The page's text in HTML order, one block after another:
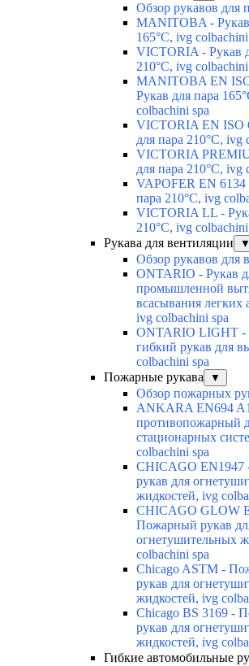
Обзор рукавов для
MANITOBA - Рукав
165°C, ivg
VICTORIA - Рукав
210°C, ivg
MANITOBA EN
Рукав для пара
colbachini spa
VICTORIA EN ISO
для пара 210°C, ivg
VICTORIA
для пара 210°C, ivg
VAPOFER EN 6134
пара 210°C, ivg
VICTORIA LL -
210°C, ivg
Рукава для вентиляции
▼
Обзор рукавов для
ONTARIO - Рукав
промышленной
всасывания легких
ivg colbachini spa
ONTARIO LIGHT -
гибкий рукав для
colbachini spa
Пожарные рукава
▼
Обзор пожарных
ANKARA EN694
противопожарный
стационарных
colbachini spa
CHICAGO
рукав для
жидкостей, ivg
CHICAGO GLOW
Пожарный рукав
огнетушительных
colbachini spa
Chicago ASTM -
рукав для
жидкостей, ivg
Chicago BS 3169 -
рукав для
жидкостей, ivg
Гибкие автомобильные